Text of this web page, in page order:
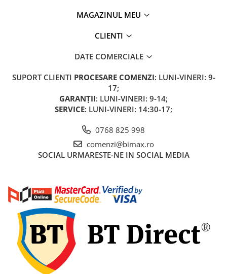
Acumulatori 48V
Cauciucuri Fat Bike
Incarcatoare 24V
Incarcatoare 48V
ACCESORII
Lumini
Kit Conversie
Piese Trotinete Electrice
PIESE UNIVERSALE
Baterie Trotineta Electrica
MAGAZINUL MEU
CLIENTI
DATE COMERCIALE
SUPORT CLIENTI PROCESARE COMENZI: LUNI-VINERI: 9-
17;
GARANȚII: LUNI-VINERI: 9-14;
SERVICE: LUNI-VINERI: 14:30-17;
0768 825 998
comenzi@bimax.ro
SOCIAL URMARESTE-NE IN SOCIAL MEDIA